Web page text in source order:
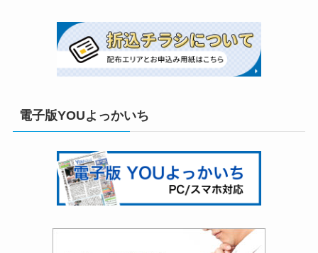
電子版YOUよっかいち